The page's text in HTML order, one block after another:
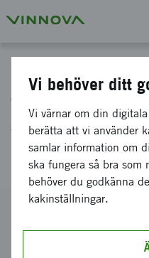
TEMA 5 -
konstruktioner
2006-00566
Vi behöver ditt
Vi värnar om din
berätta att vi använder
samlar information om
ska fungera så bra
behöver du godkänna
kakinställningar.